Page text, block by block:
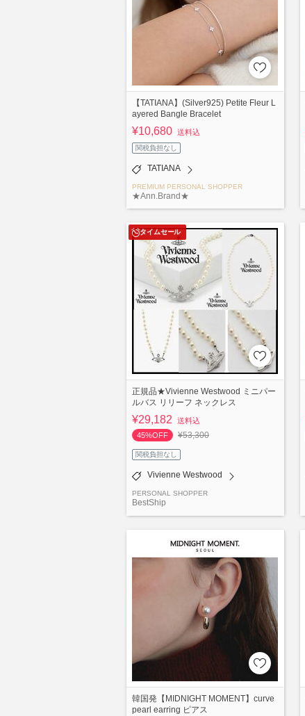
【TATIANA】(Silver925) Petite Fleur L
ayered Bangle Bracelet
¥10,680 送料込
関税負担なし
TATIANA
PREMIUM PERSONAL SHOPPER
★Ann.Brand★
タイムセール
正規品★Vivienne Westwood ミニパー
ルバス リリーフ ネックレス
¥29,182
送料込
45%OFF
¥53,300
関税負担なし
Vivienne Westwood
PERSONAL SHOPPER
BestShip
韓国発【MIDNIGHT MOMENT】curve
pearl earring ピアス